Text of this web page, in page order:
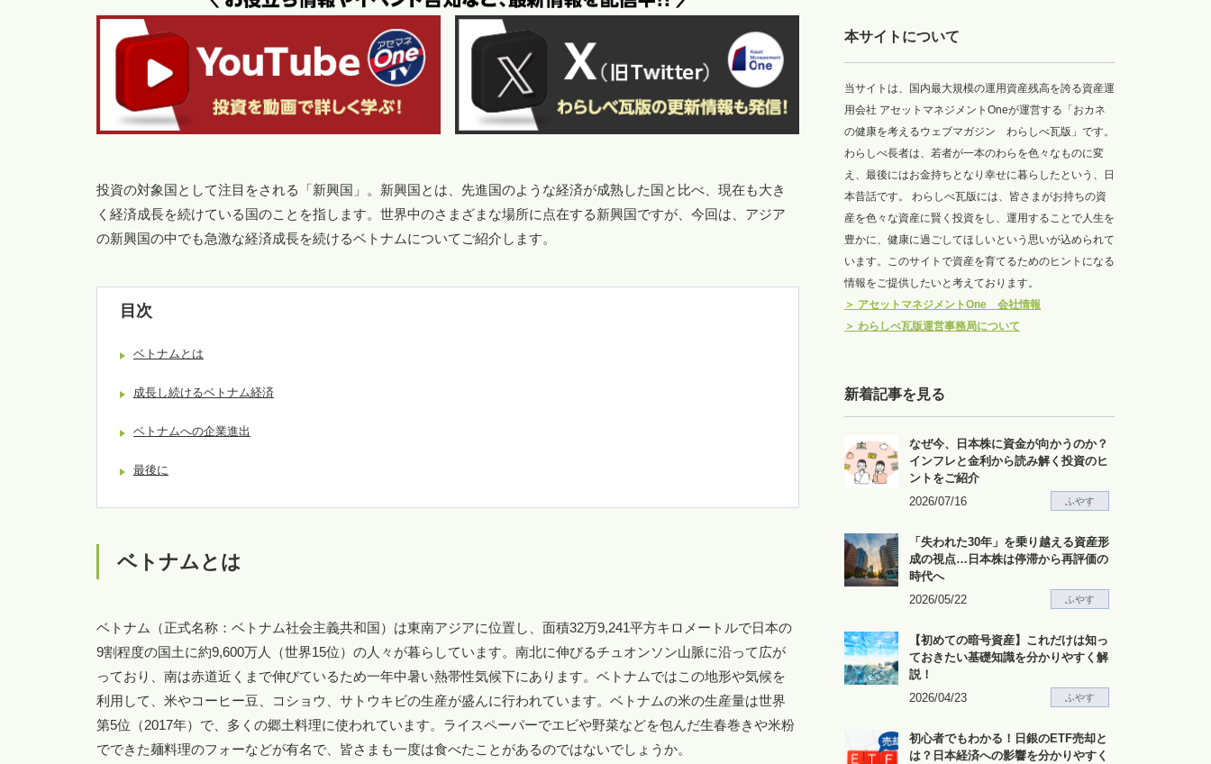
投資の対象国として注目をされる「新興国」。新興国とは、先進国のような経済が成熟した国と比べ、現在も大き
く経済成長を続けている国のことを指します。世界中のさまざまな場所に点在する新興国ですが、今回は、アジア
の新興国の中でも急激な経済成長を続けるベトナムについてご紹介します。
目次
ベトナムとは
成長し続けるベトナム経済
ベトナムへの企業進出
最後に
ベトナムとは
ベトナム（正式名称：ベトナム社会主義共和国）は東南アジアに位置し、面積32万9,241平方キロメートルで日本の
9割程度の国土に約9,600万人（世界15位）の人々が暮らしています。南北に伸びるチュオンソン山脈に沿って広が
っており、南は赤道近くまで伸びているため一年中暑い熱帯性気候下にあります。ベトナムではこの地形や気候を
利用して、米やコーヒー豆、コショウ、サトウキビの生産が盛んに行われています。ベトナムの米の生産量は世界
第5位（2017年）で、多くの郷土料理に使われています。ライスペーパーでエビや野菜などを包んだ生春巻きや米粉
でできた麺料理のフォーなどが有名で、皆さまも一度は食べたことがあるのではないでしょうか。
本サイトについて
当サイトは、国内最大規模の運用資産残高を誇る資産運
用会社 アセットマネジメントOneが運営する「おカネ
の健康を考えるウェブマガジン わらしべ瓦版」です。
わらしべ長者は、若者が一本のわらを色々なものに変
え、最後にはお金持ちとなり幸せに暮らしたという、日
本昔話です。 わらしべ瓦版には、皆さまがお持ちの資
産を色々な資産に賢く投資をし、運用することで人生を
豊かに、健康に過ごしてほしいという思いが込められて
います。このサイトで資産を育てるためのヒントになる
情報をご提供したいと考えております。
＞ アセットマネジメントOne 会社情報
＞ わらしべ瓦版運営事務局について
新着記事を見る
なぜ今、日本株に資金が向かうのか？
インフレと金利から読み解く投資のヒ
ントをご紹介
2026/07/16
ふやす
「失われた30年」を乗り越える資産形
成の視点…日本株は停滞から再評価の
時代へ
2026/05/22
ふやす
【初めての暗号資産】これだけは知っ
ておきたい基礎知識を分かりやすく解
説！
2026/04/23
ふやす
初心者でもわかる！日銀のETF売却と
は？日本経済への影響を分かりやすく